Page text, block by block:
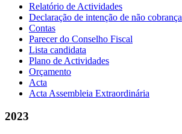
Relatório de Actividades
Declaração de intenção de não cobrança
Contas
Parecer do Conselho Fiscal
Lista candidata
Plano de Actividades
Orçamento
Acta
Acta Assembleia Extraordinária
2023